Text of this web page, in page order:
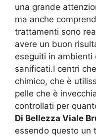
una grande
ma anche
trattamenti sono
avere un buon
eseguiti in ambienti
sanificati.I centri
chimico, che è
pelle che è
controllati per
Di Bellezza Viale
essendo questo un